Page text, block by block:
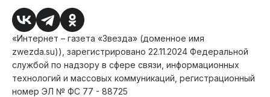
«Интернет – газета «Звезда» (доменное имя
zwezda.su)), зарегистрировано 22.11.2024 Федеральной
службой по надзору в сфере связи, информационных
технологий и массовых коммуникаций, регистрационный
номер ЭЛ № ФС 77 - 88725